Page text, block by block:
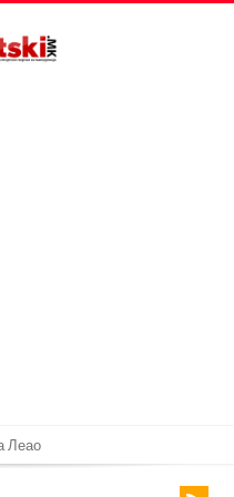
Леао
неверојатен стадион од 62